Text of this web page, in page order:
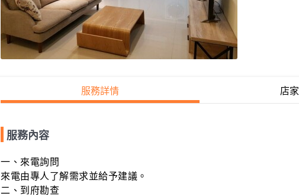
服務詳情 店
服務內容
一、來電詢問
來電由專人了解需求並給予建議。
二、到府勘查